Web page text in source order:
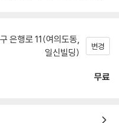
은행로 11(여의도동,
일신빌딩)
변경
무료